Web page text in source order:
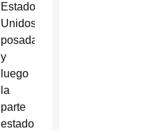
Estados
Unidos
posada
y
luego
la
parte
estadounidense